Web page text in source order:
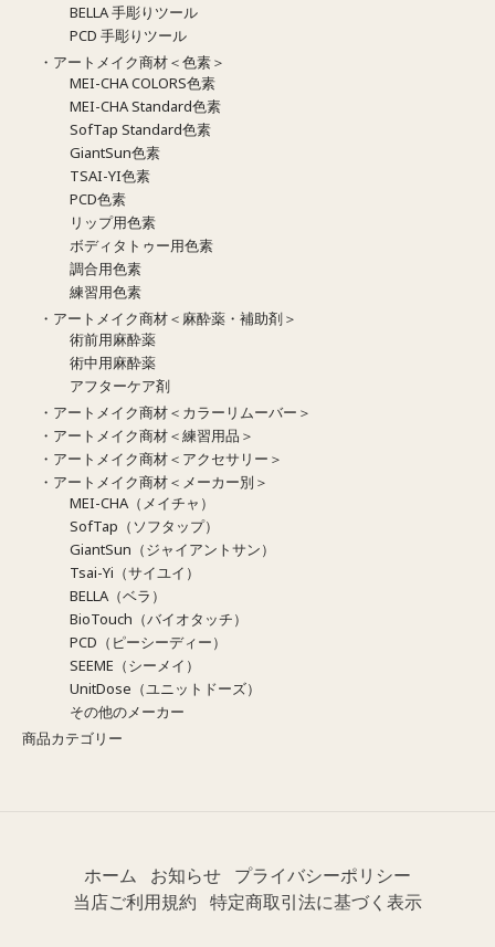
BELLA 手彫りツール
PCD 手彫りツール
・アートメイク商材＜色素＞
MEI-CHA COLORS色素
MEI-CHA Standard色素
SofTap Standard色素
GiantSun色素
TSAI-YI色素
PCD色素
リップ用色素
ボディタトゥー用色素
調合用色素
練習用色素
・アートメイク商材＜麻酔薬・補助剤＞
術前用麻酔薬
術中用麻酔薬
アフターケア剤
・アートメイク商材＜カラーリムーバー＞
・アートメイク商材＜練習用品＞
・アートメイク商材＜アクセサリー＞
・アートメイク商材＜メーカー別＞
MEI-CHA（メイチャ）
SofTap（ソフタップ）
GiantSun（ジャイアントサン）
Tsai-Yi（サイユイ）
BELLA（ベラ）
BioTouch（バイオタッチ）
PCD（ピーシーディー）
SEEME（シーメイ）
UnitDose（ユニットドーズ）
その他のメーカー
商品カテゴリー
ホーム お知らせ プライバシーポリシー
当店ご利用規約 特定商取引法に基づく表示